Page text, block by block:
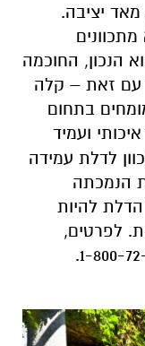
מאד יציבה.
הנכון, החוכמה
עם זאת – קלה
בתחום
ועמיד
לדלת עמידה
הנמכתה
להיות
לפרטים,